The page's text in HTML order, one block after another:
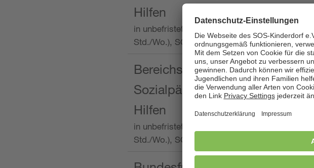
Hilfen
in unbefristeter Anstellung, Vollzeit oder
Std./Wo.), SOS-Kinderdorf Worpswede,
Bereichsleitung mit der
Sozialpädagogin (m/w/d) und
Hilfen
in unbefristeter Anstellung, Vollzeit oder
Std./Wo.), SOS-Kinderdorf Oberpfalz,